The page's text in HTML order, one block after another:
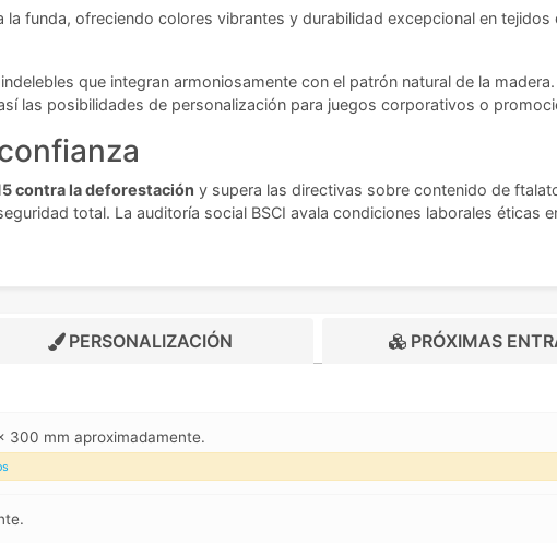
funda, ofreciendo colores vibrantes y durabilidad excepcional en
que integran armoniosamente con el patrón natural de la
las posibilidades de personalización para juegos corporativos o
contra la deforestación y supera las directivas sobre contenido de
total. La auditoría social BSCI avala condiciones laborales
PERSONALIZACIÓN PRÓXIMAS
300 mm aproximadamente.